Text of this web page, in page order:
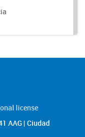
license
AAG | Ciudad